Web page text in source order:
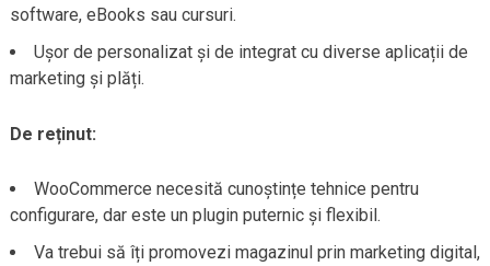
software, eBooks sau cursuri.
Ușor de personalizat și de integrat cu diverse aplicații de
marketing și plăți.
De reținut:
WooCommerce necesită cunoștințe tehnice pentru
configurare, dar este un plugin puternic și flexibil.
Va trebui să îți promovezi magazinul prin marketing digital,